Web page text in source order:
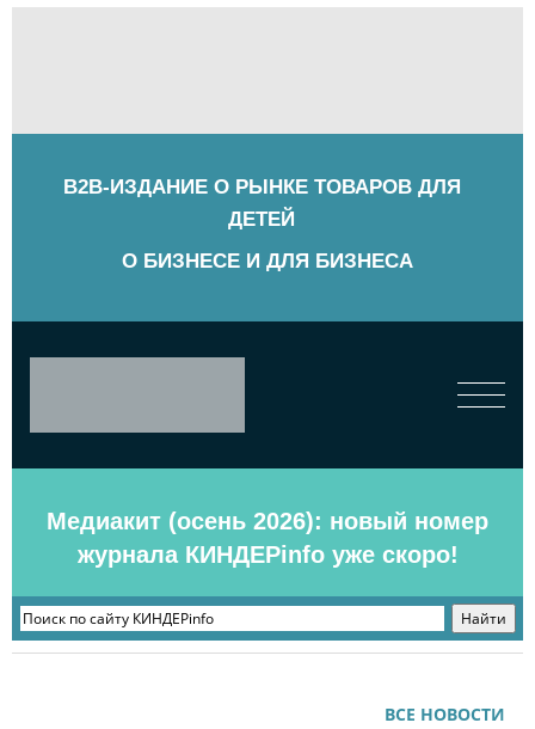
B2B-ИЗДАНИЕ О РЫНКЕ ТОВАРОВ ДЛЯ
ДЕТЕЙ
О БИЗНЕСЕ И ДЛЯ БИЗНЕСА
Медиакит (осень 2026): новый номер
журнала КИНДЕРinfo уже скоро!
ВСЕ НОВОСТИ